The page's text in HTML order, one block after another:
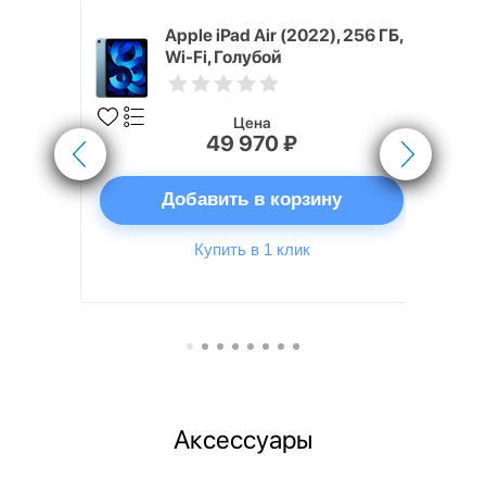
Apple iPad Air (2022), 256 ГБ,
Wi-Fi, Голубой
Цена
49 970 ₽
Добавить в корзину
Купить в 1 клик
Аксессуары